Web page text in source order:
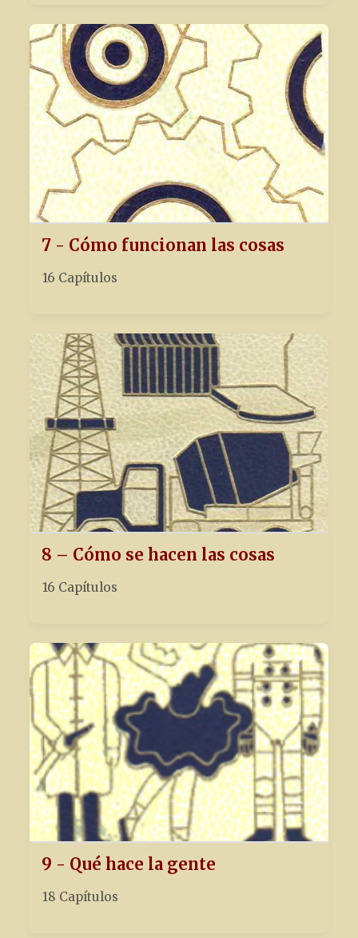
7 - Cómo funcionan las cosas
16 Capítulos
8 – Cómo se hacen las cosas
16 Capítulos
9 - Qué hace la gente
18 Capítulos